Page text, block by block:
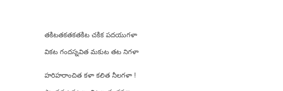
తకిటతకతకతకిట చకిక పదయుగళా
వికట గందస్నవిత మకుట తట నిగళా
హరిహరాంచిత కళా కలిత నీలగళా !